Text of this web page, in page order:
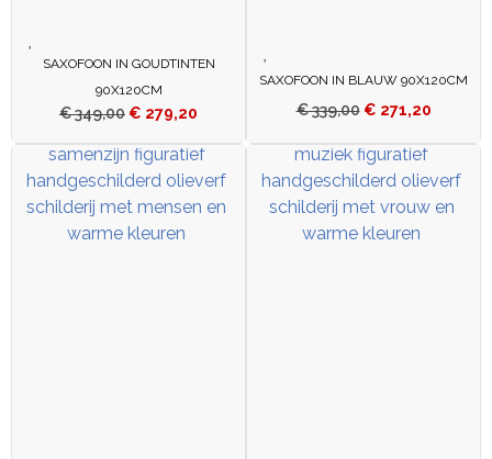
SAXOFOON IN GOUDTINTEN
90X120CM
€349,00 € 279,20
SAXOFOON IN BLAUW 90X120CM
€339,00 € 271,20